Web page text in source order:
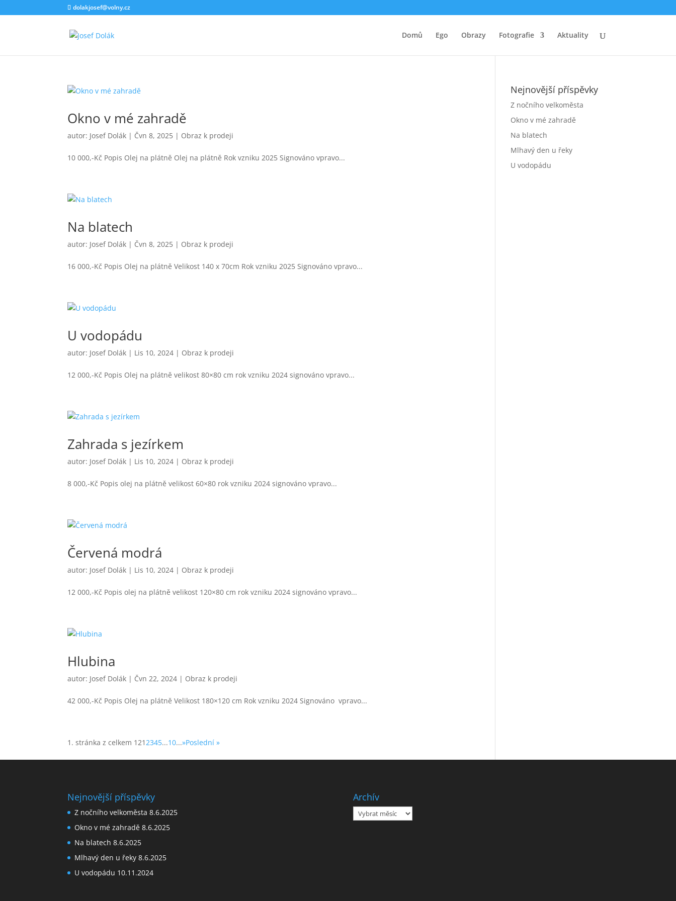
dolakjosef@volny.cz
Domů Ego Obrazy Fotografie Aktuality
Okno v mé zahradě
autor: Josef Dolák | Čvn 8, 2025 | Obraz k prodeji
10 000,-Kč Popis Olej na plátně Olej na plátně Rok vzniku 2025 Signováno vpravo...
Na blatech
autor: Josef Dolák | Čvn 8, 2025 | Obraz k prodeji
16 000,-Kč Popis Olej na plátně Velikost 140 x 70cm Rok vzniku 2025 Signováno vpravo...
U vodopádu
autor: Josef Dolák | Lis 10, 2024 | Obraz k prodeji
12 000,-Kč Popis Olej na plátně velikost 80×80 cm rok vzniku 2024 signováno vpravo...
Zahrada s jezírkem
autor: Josef Dolák | Lis 10, 2024 | Obraz k prodeji
8 000,-Kč Popis olej na plátně velikost 60×80 rok vzniku 2024 signováno vpravo...
Červená modrá
autor: Josef Dolák | Lis 10, 2024 | Obraz k prodeji
12 000,-Kč Popis olej na plátně velikost 120×80 cm rok vzniku 2024 signováno vpravo...
Hlubina
autor: Josef Dolák | Čvn 22, 2024 | Obraz k prodeji
42 000,-Kč Popis Olej na plátně Velikost 180×120 cm Rok vzniku 2024 Signováno vpravo...
1. stránka z celkem 1212345...10...»Poslední »
Nejnovější příspěvky
Z nočního velkoměsta
Okno v mé zahradě
Na blatech
Mlhavý den u řeky
U vodopádu
Nejnovější příspěvky
Z nočního velkoměsta 8.6.2025
Okno v mé zahradě 8.6.2025
Na blatech 8.6.2025
Mlhavý den u řeky 8.6.2025
U vodopádu 10.11.2024
Archív
Archív